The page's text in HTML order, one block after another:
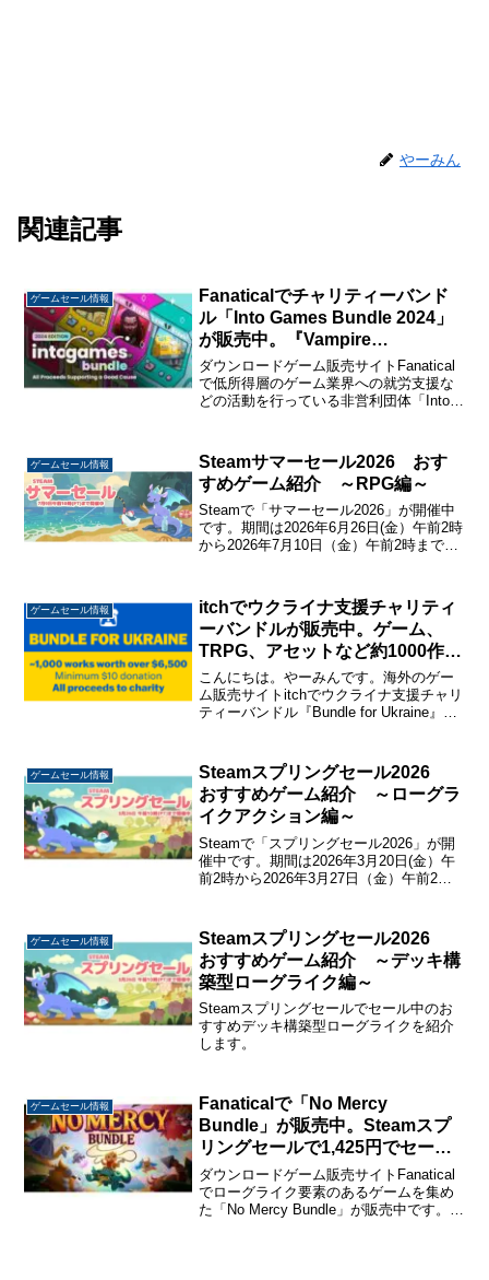
やーみん
関連記事
ゲームセール情報
Fanaticalでチャリティーバンド
ル「Into Games Bundle 2024」
が販売中。『Vampire
Survivors』『PlateUp!』などの
名作含む14タイトルで1,025円。
ダウンロードゲーム販売サイトFanatical
で低所得層のゲーム業界への就労支援な
どの活動を行っている非営利団体「Into
Bundle 2024」が販売...
ゲームセール情報
Steamサマーセール2026 おす
すめゲーム紹介 ～RPG編～
Steamで「サマーセール2026」が開催中
です。期間は2026年6月26日(金）午前2時
から2026年7月10日（金）午前2時までの
マーセール2026でセー...
ゲームセール情報
itchでウクライナ支援チャリティ
ーバンドルが販売中。ゲーム、
TRPG、アセットなど約1000作品
が10ドルから購入可能。
こんにちは。やーみんです。海外のゲー
ム販売サイトitchでウクライナ支援チャリ
ティーバンドル『Bundle for Ukraine』が
めると992作品が含まれてお...
ゲームセール情報
Steamスプリングセール2026
おすすめゲーム紹介 ～ローグラ
イクアクション編～
Steamで「スプリングセール2026」が開
催中です。期間は2026年3月20日(金）午
前2時から2026年3月27日（金）午前2時
回はSteamスプリングセール2...
ゲームセール情報
Steamスプリングセール2026
おすすめゲーム紹介 ～デッキ構
築型ローグライク編～
Steamスプリングセールでセール中のお
すすめデッキ構築型ローグライクを紹介
します。
ゲームセール情報
Fanaticalで「No Mercy
Bundle」が販売中。Steamスプ
リングセールで1,425円でセール
中の「Patch Quest」含む5タイ
トルで1,095円。
ダウンロードゲーム販売サイトFanatical
でローグライク要素のあるゲームを集め
た「No Mercy Bundle」が販売中です。現